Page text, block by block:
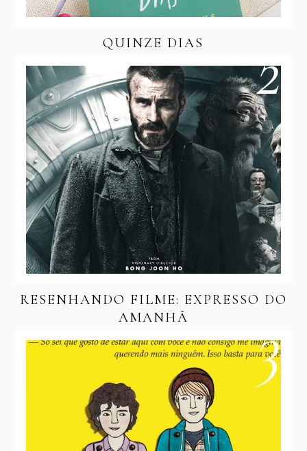
QUINZE DIAS
RESENHANDO FILME: EXPRESSO DO
AMANHÃ